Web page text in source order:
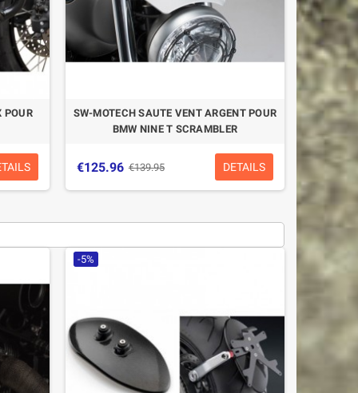
POUR
SW-MOTECH SAUTE VENT ARGENT POUR
BMW NINE T SCRAMBLER
€125.96 €139.95 DETAILS
-5%